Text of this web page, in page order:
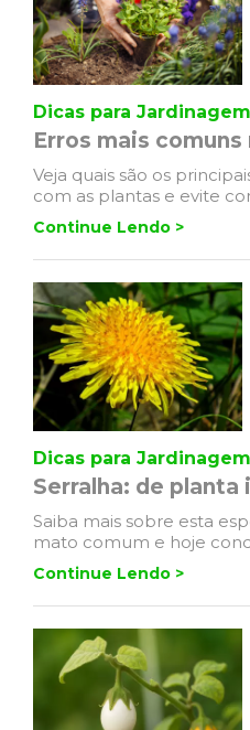
Dicas para Jardinagem
Erros mais
Veja quais são os
com as plantas e evite
Continue Lendo >
Dicas para Jardinagem
Serralha: de planta
Saiba mais sobre esta
mato comum e hoje
Continue Lendo >